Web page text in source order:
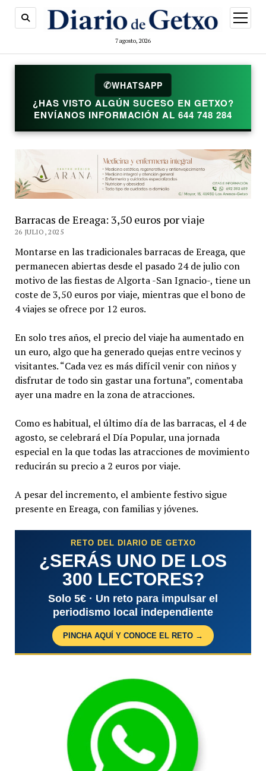
7 agosto, 2026
abrir
menú
✆WHATSAPP
¿HAS VISTO ALGÚN SUCESO EN GETXO?
ENVÍANOS INFORMACIÓN AL 644 748 284
Barracas de Ereaga: 3,50 euros por viaje
26 JULIO, 2025
Montarse en las tradicionales barracas de Ereaga, que
permanecen abiertas desde el pasado 24 de julio con
motivo de las fiestas de Algorta -San Ignacio-, tiene un
coste de 3,50 euros por viaje, mientras que el bono de
4 viajes se ofrece por 12 euros.
En solo tres años, el precio del viaje ha aumentado en
un euro, algo que ha generado quejas entre vecinos y
visitantes. “Cada vez es más difícil venir con niños y
disfrutar de todo sin gastar una fortuna”, comentaba
ayer una madre en la zona de atracciones.
Como es habitual, el último día de las barracas, el 4 de
agosto, se celebrará el Día Popular, una jornada
especial en la que todas las atracciones de movimiento
reducirán su precio a 2 euros por viaje.
A pesar del incremento, el ambiente festivo sigue
presente en Ereaga, con familias y jóvenes.
RETO DEL DIARIO DE GETXO
¿SERÁS UNO DE LOS
300 LECTORES?
Solo 5€ · Un reto para impulsar el
periodismo local independiente
PINCHA AQUÍ Y CONOCE EL RETO →